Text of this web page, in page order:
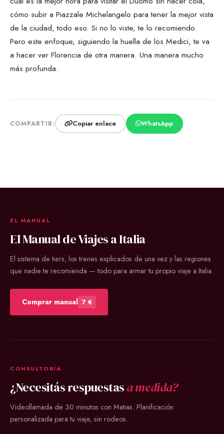
cómo subir a Piazzale Michelangelo para tener la mejor vista
de la ciudad, todo eso. Si no lo viste, te lo recomiendo.
Pero este enfoque, siguiendo la huella de los Medici, te va
a hacer ver Florencia de otra manera. Una manera mucho
más profunda.
COMPARTIR: Copiar enlace WhatsApp
EL MANUAL
El Manual de Viajes a Italia
El sistema de tiers, los trenes explicados de una vez y las regiones
que nadie te recomienda — todo para armar tu propio viaje a Italia.
Comprar manual 7 €
CONSULTORÍA
¿Necesitás respuestasa medida?
Videollamada de 30 minutos con Matias. Planificación
personalizada para tu viaje, sin rodeos.